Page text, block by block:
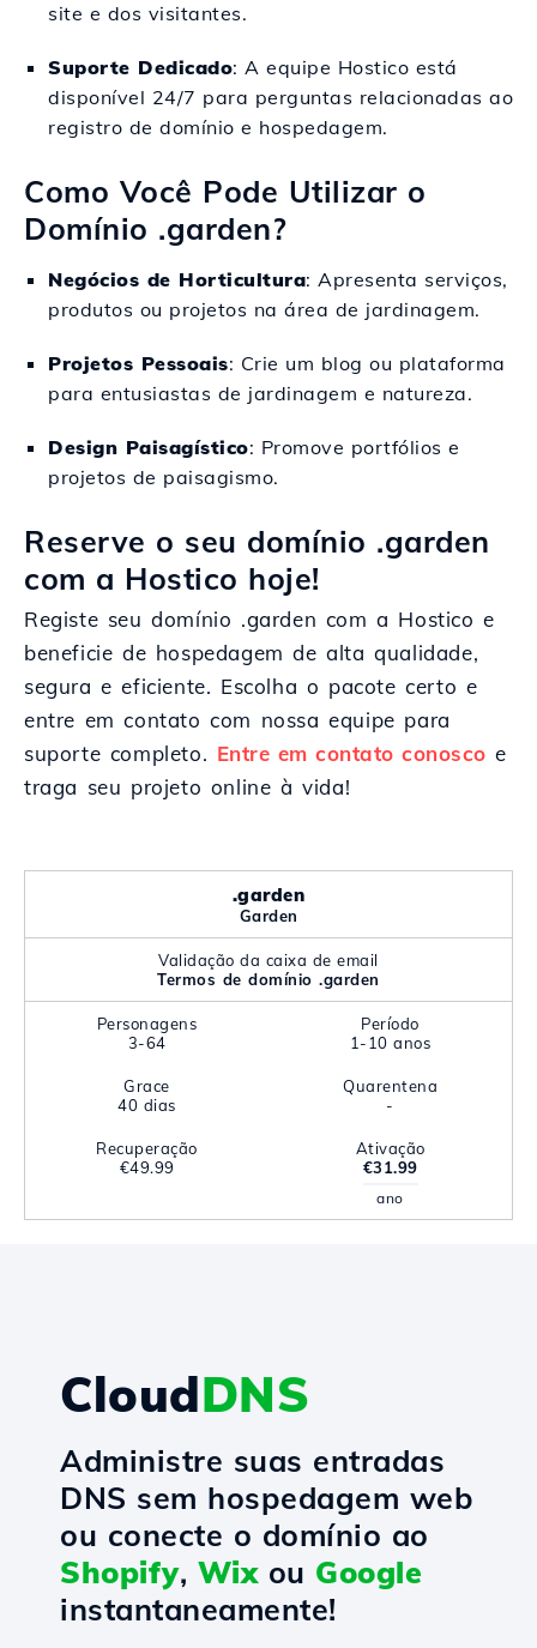
site e dos visitantes.
Suporte Dedicado: A equipe Hostico está
disponível 24/7 para perguntas relacionadas ao
registro de domínio e hospedagem.
Como Você Pode Utilizar o
Domínio .garden?
Negócios de Horticultura: Apresenta serviços,
produtos ou projetos na área de jardinagem.
Projetos Pessoais: Crie um blog ou plataforma
para entusiastas de jardinagem e natureza.
Design Paisagístico: Promove portfólios e
projetos de paisagismo.
Reserve o seu domínio .garden
com a Hostico hoje!
Registe seu domínio .garden com a Hostico e
beneficie de hospedagem de alta qualidade,
segura e eficiente. Escolha o pacote certo e
entre em contato com nossa equipe para
suporte completo. Entre em contato conosco e
traga seu projeto online à vida!
.garden
Garden
Validação da caixa de email
Termos de domínio .garden
Personagens
3-64
Período
1-10 anos
Grace
40 dias
Quarentena
-
Recuperação
€49.99
Ativação
€31.99
ano
CloudDNS
Administre suas entradas
DNS sem hospedagem web
ou conecte o domínio ao
Shopify, Wixou Google
instantaneamente!